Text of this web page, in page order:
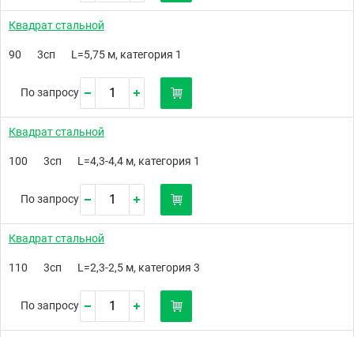
Квадрат стальной
90 3сп L=5,75 м, категория 1
По запросу
Квадрат стальной
100 3сп L=4,3-4,4 м, категория 1
По запросу
Квадрат стальной
110 3сп L=2,3-2,5 м, категория 3
По запросу